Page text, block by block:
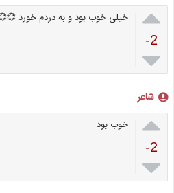

-2

خیلی خوب بود و به دردم خورد
شاعر

-2

خوب بود